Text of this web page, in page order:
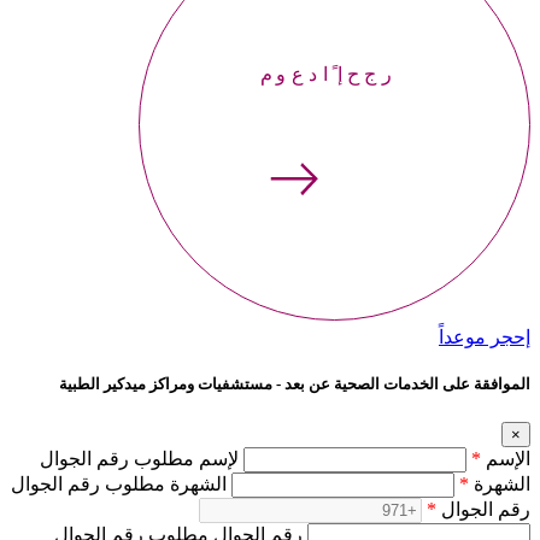
إحجر موعداً
إحجر موعداً
الموافقة على الخدمات الصحية عن بعد - مستشفيات ومراكز ميدكير الطبية
×
الإسم *
لإسم مطلوب رقم الجوال
الشهرة *
الشهرة مطلوب رقم الجوال
رقم الجوال *
رقم الجوال مطلوب رقم الجوال